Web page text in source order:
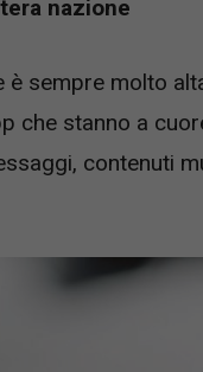
nazione
è sempre molto
che stanno a
contenuti